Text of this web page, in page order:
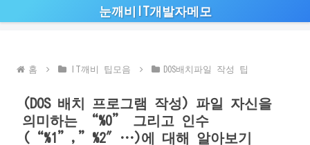
눈깨비IT개발자메모
홈 IT깨비 팁모음 DOS배치파일 작성 팁
(DOS 배치 프로그램 작성) 파일 자신을
의미하는 “%0” 그리고 인수
(“%1”,”%2″…)에 대해 알아보기